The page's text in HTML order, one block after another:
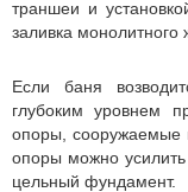
траншеи и
заливка монолитного
Если баня
глубоким уровнем
опоры, сооружаемые
опоры можно
цельный фундамент.